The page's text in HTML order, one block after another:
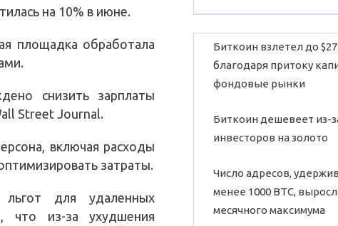
на 10% в июне.
площадка обработала
снизить зарплаты
Street Journal.
включая расходы
затраты.
для удаленных
что из-за ухудшения
Биткоин взлетел до $27
благодаря притоку
фондовые рынки
Биткоин дешевеет из-
инвесторов на золото
Число адресов,
менее 1000 BTC,
месячного максимума